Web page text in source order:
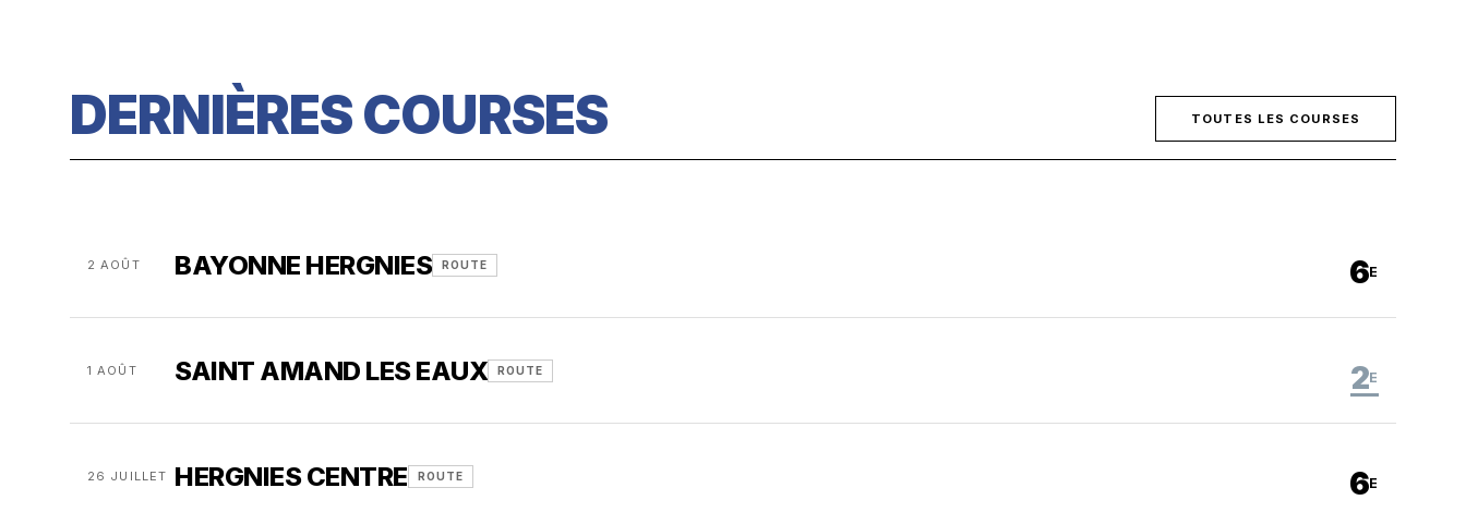
DERNIÈRES COURSES TOUTES LES COURSES
2 AOÛT BAYONNE HERGNIES ROUTE 6E
1 AOÛT SAINT AMAND LES EAUX ROUTE 2E
26 JUILLET HERGNIES CENTRE ROUTE 6E